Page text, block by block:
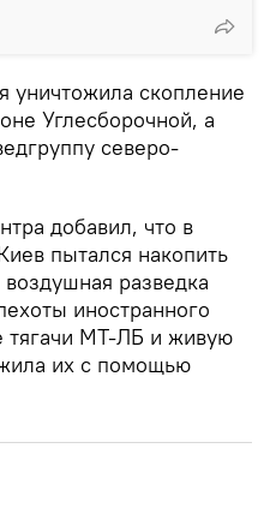
уничтожила скопление
Углесборочной, а
северо-
добавил, что в
пытался накопить
разведка
иностранного
тягачи МТ-ЛБ и живую
их с помощью